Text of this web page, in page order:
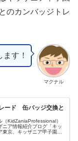
のカンバッジトレ
マクナル
す！
ード 缶バッジ交換と
（KidZaniaProfessional）
ニア情報紹介ブログ「キッ
京、キッザニア甲子園両